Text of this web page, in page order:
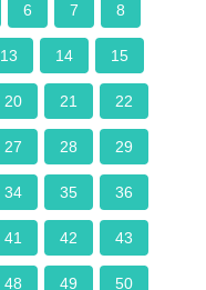
6 7 8
13 14 15
20 21 22
27 28 29
34 35 36
41 42 43
48 49 50